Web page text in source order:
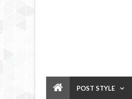
POST STYLE